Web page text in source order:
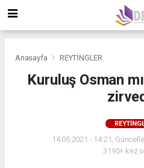
Anasayfa REYTİNGLER
Kuruluş Osman
14.05.2021 - 14:21,
3195+ kez